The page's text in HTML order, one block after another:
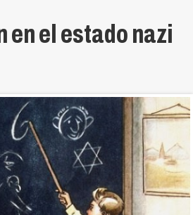
en el estado nazi